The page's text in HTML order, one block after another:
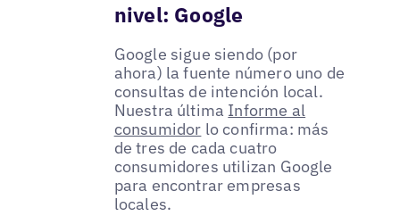
nivel: Google
Google sigue siendo (por
ahora) la fuente número uno de
consultas de intención local.
Nuestra última Informe al
consumidor lo confirma: más
de tres de cada cuatro
consumidores utilizan Google
para encontrar empresas
locales.